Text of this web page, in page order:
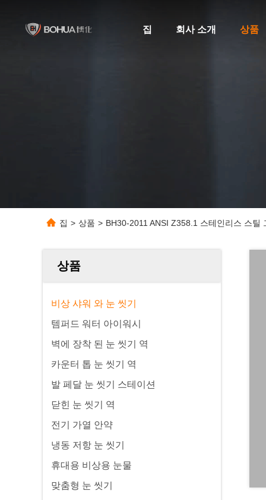
집 회사 소개 상품
집 > 상품 > BH30-2011 ANSI Z358.1 스테인리스 스틸
상품
비상 샤워 와 눈 씻기
템퍼드 워터 아이워시
벽에 장착 된 눈 씻기 역
카운터 톱 눈 씻기 역
발 페달 눈 씻기 스테이션
닫힌 눈 씻기 역
전기 가열 안약
냉동 저항 눈 씻기
휴대용 비상용 눈물
맞춤형 눈 씻기